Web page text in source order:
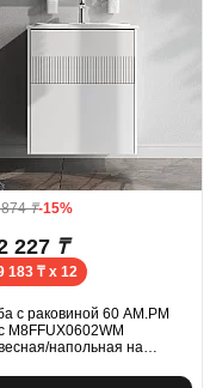
874₸-15%
227 ₸
183 ₸ x 12
с раковиной 60 AM.PM
M8FFUX0602WM
напольная на